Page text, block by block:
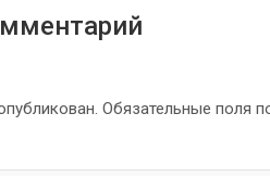
Обязательные поля